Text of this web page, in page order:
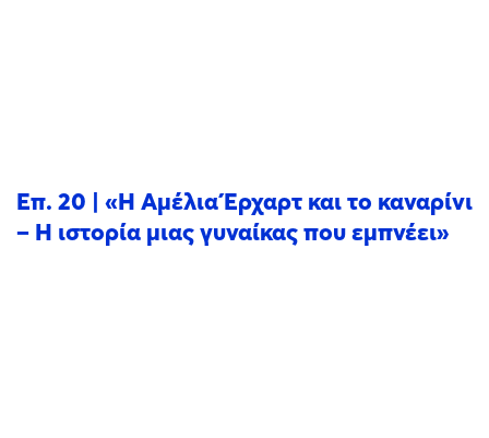
Επ. 20 | «Η Αμέλια Έρχαρτ και το καναρίνι
– Η ιστορία μιας γυναίκας που εμπνέει»